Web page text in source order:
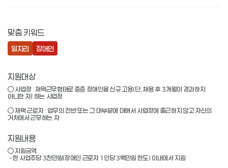
맞춤 키워드
일자리 장애인
지원대상
○ 사업장 : 재택근무형태로 중증 장애인을 신규 고용(단, 채용 후 3개월이 경과하지
아니한 자) 하는 사업장
○ 재택 근로자 : 업무의 전반 또는 그 대부분에 대해서 사업장에 출근하지 않고 자신의
거처에서 근무하는 자
지원내용
○ 지원금액